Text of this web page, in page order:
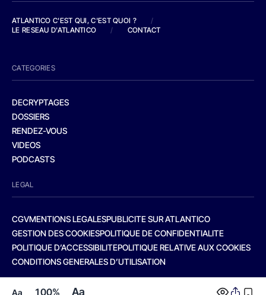
Aa 100% Aa
ATLANTICO C'EST QUI, C'EST QUOI ?
/
LE RESEAU D'ATLANTICO
/ CONTACT
CATEGORIES
DECRYPTAGES
DOSSIERS
RENDEZ-VOUS
VIDEOS
PODCASTS
LEGAL
CGVMENTIONS LEGALESPUBLICITE SUR ATLANTICO
GESTION DES COOKIESPOLITIQUE DE CONFIDENTIALITE
POLITIQUE D’ACCESSIBILITEPOLITIQUE RELATIVE AUX COOKIES
CONDITIONS GENERALES D’UTILISATION